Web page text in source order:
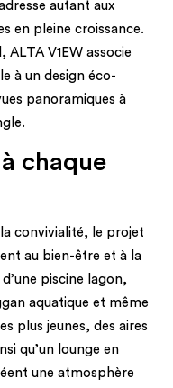
autant aux
en pleine croissance.
V1EW associe
à un design éco-
panoramiques à
chaque
convivialité, le projet
au bien-être et à la
piscine lagon,
aquatique et même
plus jeunes, des aires
qu’un lounge en
une atmosphère